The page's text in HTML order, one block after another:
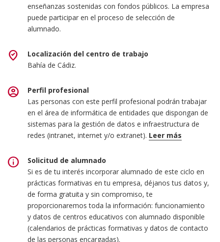
enseñanzas sostenidas con fondos públicos. La empresa
puede participar en el proceso de selección de
alumnado.
where_to_vote
Localización del centro de trabajo
Bahía de Cádiz.
account_circle
Perfil profesional
Las personas con este perfil profesional podrán trabajar
en el área de informática de entidades que dispongan de
sistemas para la gestión de datos e infraestructura de
redes (intranet, internet y/o extranet). Leer más
son los siguientes:
Técnica / técnico en administración de sistemas.
Responsable de informática.
Técnica / técnico en servicios de Internet.
Técnica / técnico en servicios de mensajería
electrónica.
Personal de apoyo y soporte técnico.
info
Solicitud de alumnado
Si es de tu interés incorporar alumnado de este ciclo en
prácticas formativas en tu empresa, déjanos tus datos y,
de forma gratuita y sin compromiso, te
proporcionaremos toda la información: funcionamiento
y datos de centros educativos con alumnado disponible
(calendarios de prácticas formativas y datos de contacto
de las personas encargadas).